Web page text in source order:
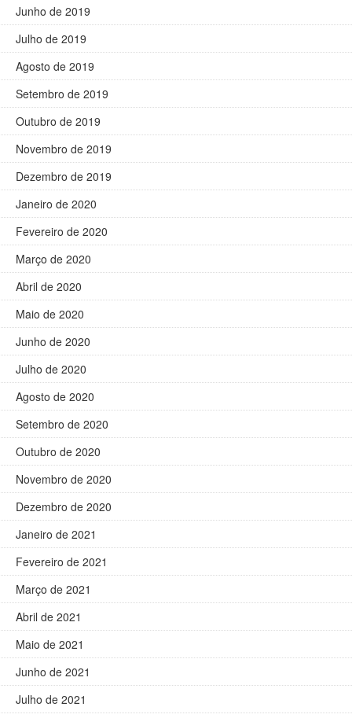
Junho de 2019
Julho de 2019
Agosto de 2019
Setembro de 2019
Outubro de 2019
Novembro de 2019
Dezembro de 2019
Janeiro de 2020
Fevereiro de 2020
Março de 2020
Abril de 2020
Maio de 2020
Junho de 2020
Julho de 2020
Agosto de 2020
Setembro de 2020
Outubro de 2020
Novembro de 2020
Dezembro de 2020
Janeiro de 2021
Fevereiro de 2021
Março de 2021
Abril de 2021
Maio de 2021
Junho de 2021
Julho de 2021